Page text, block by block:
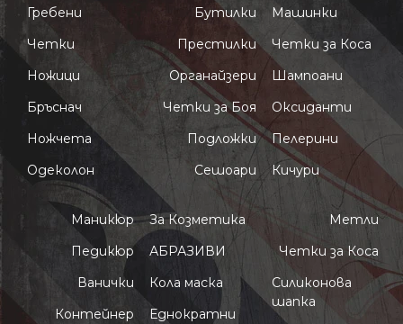
Гребени
Четки
Ножици
Бръснач
Ножчета
Одеколон
Бутилки
Престилки
Органайзери
Четки за Боя
Подложки
Сешоари
Машинки
Четки за Коса
Шампоани
Оксиданти
Пелерини
Кичури
Маникюр
Педикюр
Ванички
Контейнер
За Козметика
АБРАЗИВИ
Кола маска
Еднократни
Метли
Четки за Коса
Силиконова
шапка